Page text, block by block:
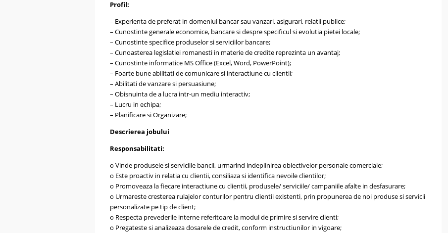
Profil:
– Experienta de preferat in domeniul bancar sau vanzari, asigurari, relatii publice;
– Cunostinte generale economice, bancare si despre specificul si evolutia pietei locale;
– Cunostinte specifice produselor si serviciilor bancare;
– Cunoasterea legislatiei romanesti in materie de credite reprezinta un avantaj;
– Cunostinte informatice MS Office (Excel, Word, PowerPoint);
– Foarte bune abilitati de comunicare si interactiune cu clientii;
– Abilitati de vanzare si persuasiune;
– Obisnuinta de a lucra intr-un mediu interactiv;
– Lucru in echipa;
– Planificare si Organizare;
Descrierea jobului
Responsabilitati:
o Vinde produsele si serviciile bancii, urmarind indeplinirea obiectivelor personale comerciale;
o Este proactiv in relatia cu clientii, consiliaza si identifica nevoile clientilor;
o Promoveaza la fiecare interactiune cu clientii, produsele/ serviciile/ campaniile afalte in desfasurare;
o Urmareste cresterea rulajelor conturilor pentru clientii existenti, prin propunerea de noi produse si servicii
personalizate pe tip de client;
o Respecta prevederile interne referitoare la modul de primire si servire clienti;
o Pregateste si analizeaza dosarele de credit, conform instructiunilor in vigoare;